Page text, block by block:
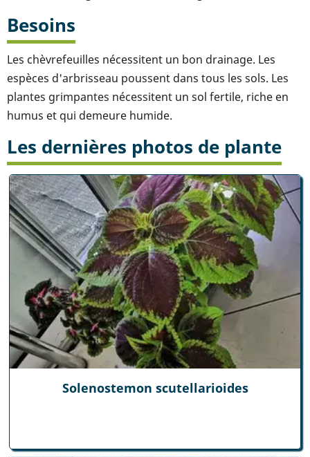
Besoins
Les chèvrefeuilles nécessitent un bon drainage. Les
espèces d'arbrisseau poussent dans tous les sols. Les
plantes grimpantes nécessitent un sol fertile, riche en
humus et qui demeure humide.
Les dernières photos de plante
Solenostemon scutellarioides